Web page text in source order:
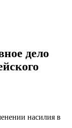
дело
насилия в